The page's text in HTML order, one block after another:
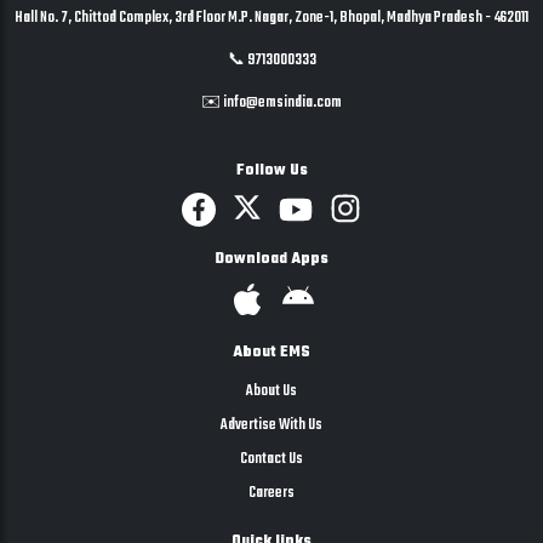
Hall No. 7, Chittod Complex, 3rd Floor M.P. Nagar, Zone-1, Bhopal, Madhya Pradesh - 462011
📞 9713000333
✉️ info@emsindia.com
Follow Us
Download Apps
About EMS
About Us
Advertise With Us
Contact Us
Careers